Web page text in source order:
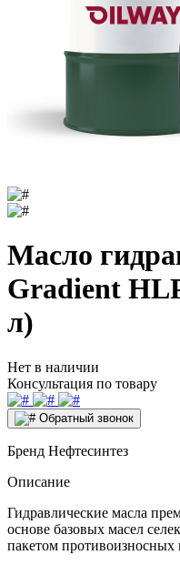
Масло
Gradient
л)
Нет в наличии
Консультация по товару
Обратный звонок
Бренд Нефтесинтез
Описание
Гидравлические масла
основе базовых масел
пакетом противоизносных